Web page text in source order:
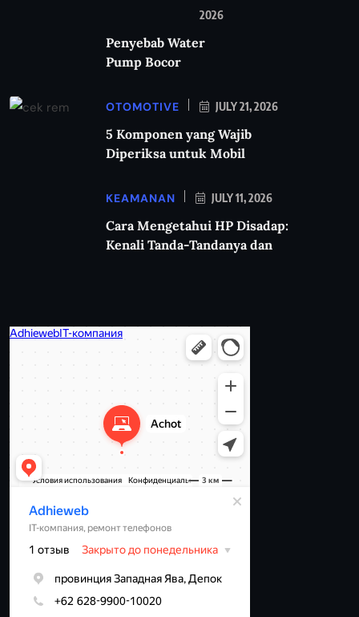
2026
Penyebab Water
Pump Bocor
OTOMOTIVE JULY 21, 2026
5 Komponen yang Wajib
Diperiksa untuk Mobil
KEAMANAN JULY 11, 2026
Cara Mengetahui HP Disadap:
Kenali Tanda-Tandanya dan